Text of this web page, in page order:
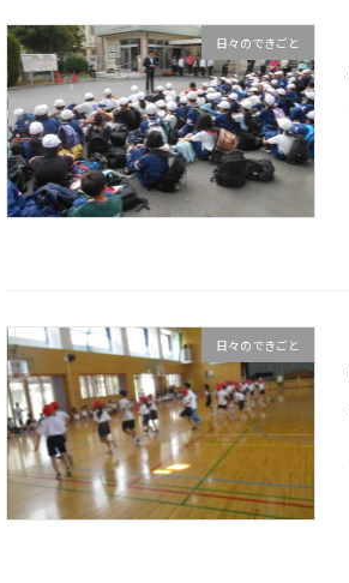
日々のできごと
日々のできごと